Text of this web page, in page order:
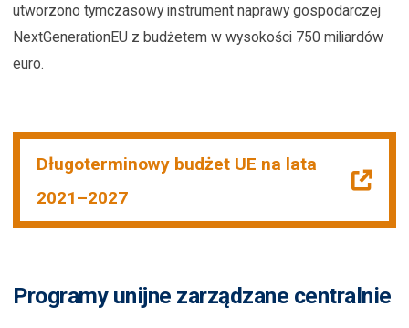
utworzono tymczasowy instrument naprawy gospodarczej
NextGenerationEU z budżetem w wysokości 750 miliardów
euro.
Długoterminowy budżet UE na lata
2021–2027
Programy unijne zarządzane centralnie